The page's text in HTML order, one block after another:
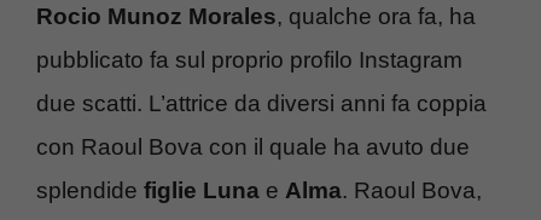
Rocio Munoz Morales, qualche ora fa, ha
pubblicato fa sul proprio profilo Instagram
due scatti. L’attrice da diversi anni fa coppia
con Raoul Bova con il quale ha avuto due
splendide figlie Luna e Alma. Raoul Bova,